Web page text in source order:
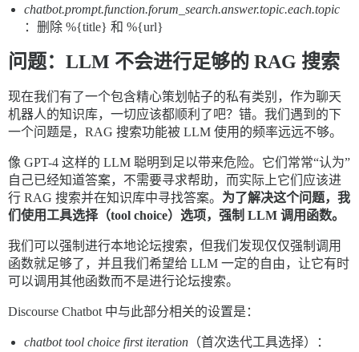
chatbot.prompt.function.forum_search.answer.topic.each.topic
：删除 %{title} 和 %{url}
问题：LLM 不会进行足够的 RAG 搜索
现在我们有了一个包含精心策划帖子的私有类别，作为聊天
机器人的知识库，一切应该都顺利了吧？错。我们遇到的下
一个问题是，RAG 搜索功能被 LLM 使用的频率远远不够。
像 GPT-4 这样的 LLM 聪明到足以带来危险。它们常常“认为”
自己已经知道答案，不需要寻求帮助，而实际上它们应该进
行 RAG 搜索并在知识库中寻找答案。 为了解决这个问题，我
们使用工具选择（tool choice）选项，强制 LLM 调用函数。
我们可以强制进行本地论坛搜索，但我们发现仅仅强制调用
函数就足够了，并且我们希望给 LLM 一定的自由，让它有时
可以调用其他函数而不是进行论坛搜索。
Discourse Chatbot 中与此部分相关的设置是：
chatbot tool choice first iteration （首次迭代工具选择）：